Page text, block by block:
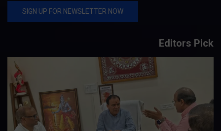
Editors Pick